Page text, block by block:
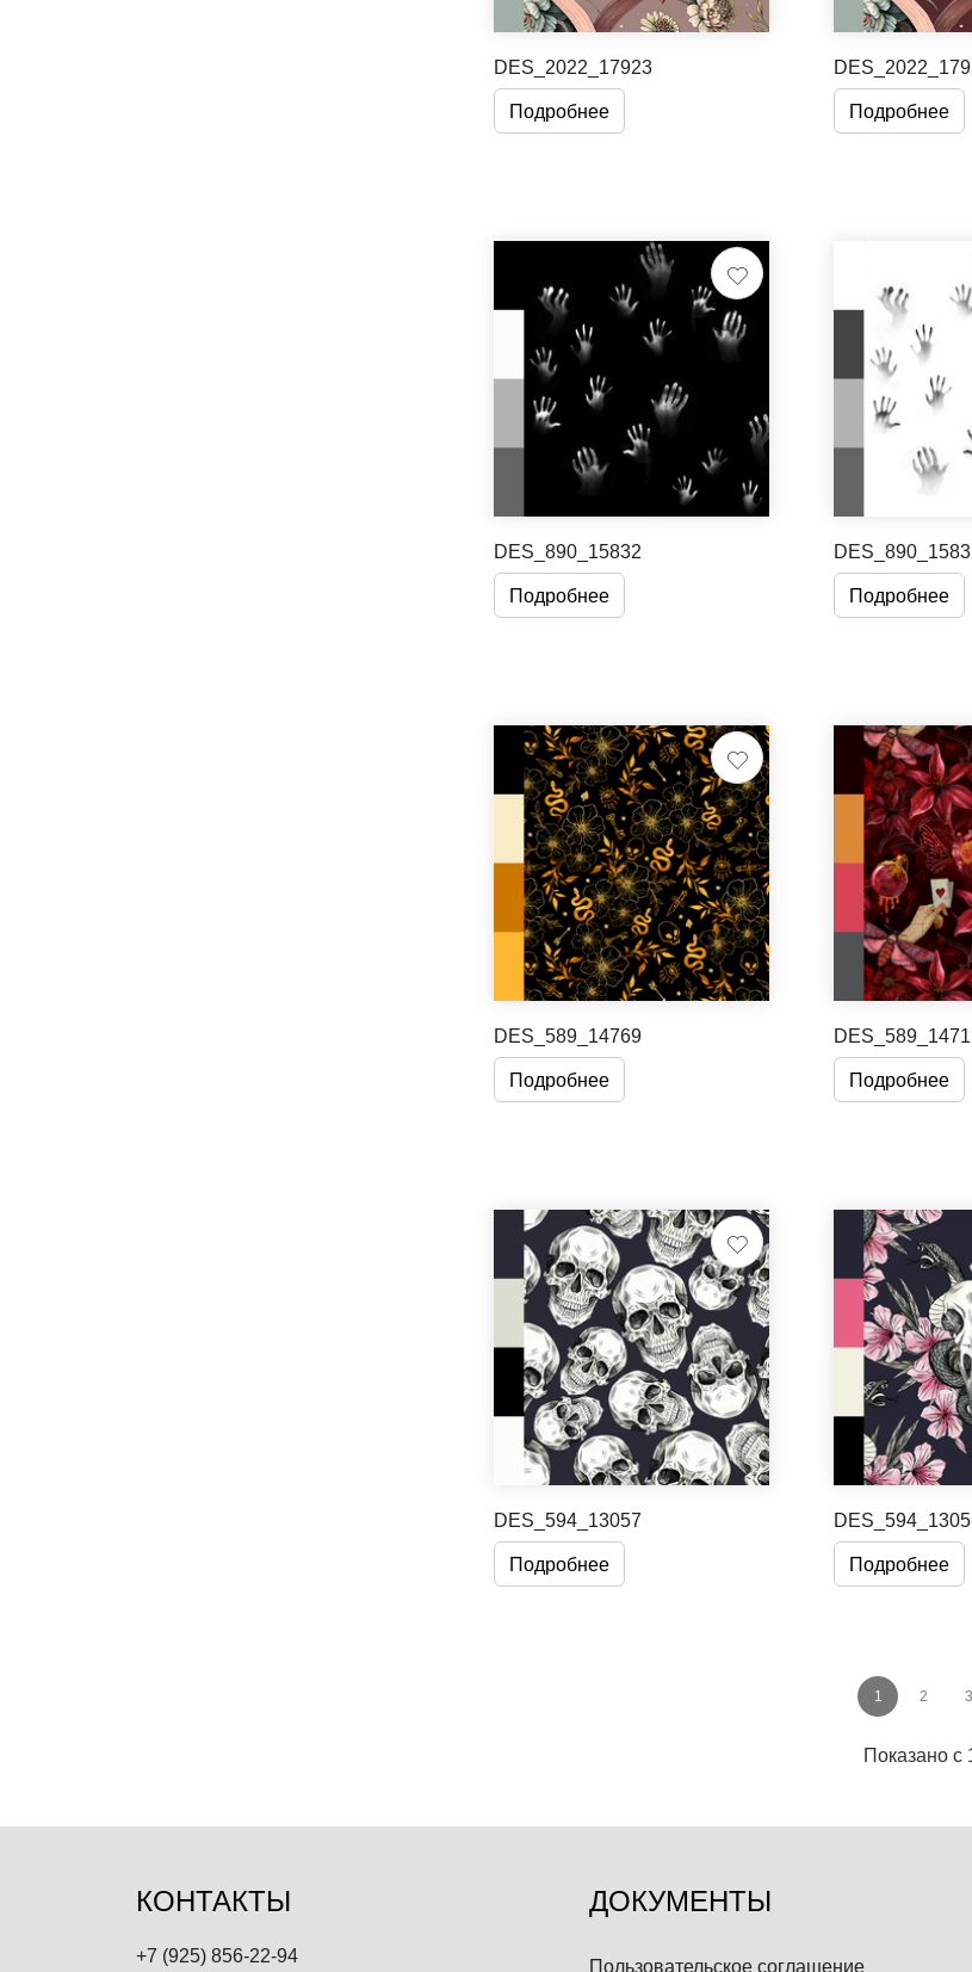
DES_2022_17923
Подробнее Подробнее
DES_890_15832
Подробнее Подробнее
DES_589_14769
Подробнее Подробнее
DES_594_13057
Подробнее Подробнее
1 2 3
Показано с
КОНТАКТЫ
+7 (925) 856-22-94
ДОКУМЕНТЫ
Пользовательское соглашение